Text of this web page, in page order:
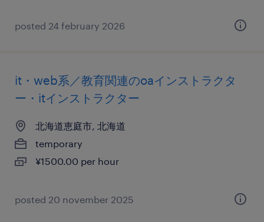
posted 24 february 2026
it・web系／教育関連のoaインストラクタ
ー・itインストラクター
北海道恵庭市, 北海道
temporary
¥1500.00 per hour
posted 20 november 2025